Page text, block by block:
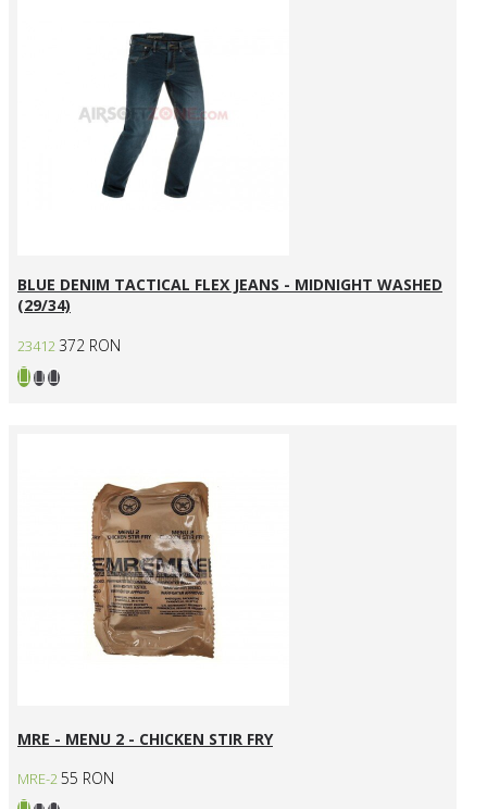
BLUE DENIM TACTICAL FLEX JEANS - MIDNIGHT WASHED
(29/34)
23412 372 RON
MRE - MENU 2 - CHICKEN STIR FRY
MRE-255 RON